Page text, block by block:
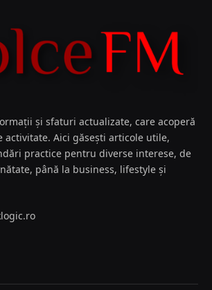
și sfaturi actualizate, care acoperă
activitate. Aici găsești articole utile,
practice pentru diverse interese, de
până la business, lifestyle și